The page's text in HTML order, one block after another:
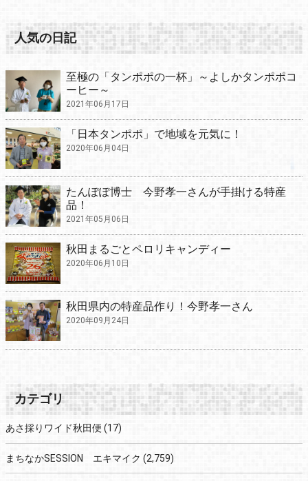
人気の日記
至極の「タンポポの一杯」～よしかタンポポコ
ーヒー～
2021年06月17日
「日本タンポポ」で地域を元気に！
2020年06月04日
たんぽぽ博士 今野孝一さんが手掛ける特産
品！
2021年05月06日
秋田まるごとペロリキャンディー
2020年06月10日
秋田県内の特産品作り！今野孝一さん
2020年09月24日
カテゴリ
あさ採りワイド秋田便 (17)
まちなかSESSION エキマイク (2,759)